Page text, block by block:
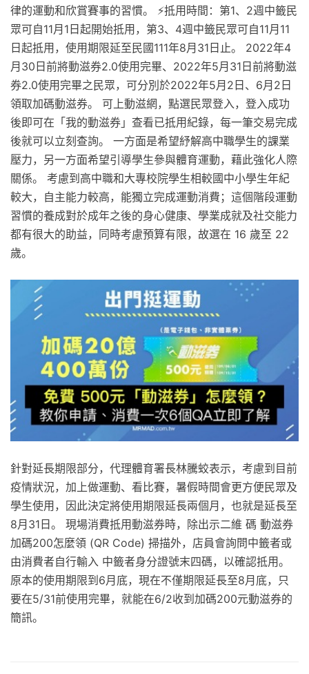
律的運動和欣賞賽事的習慣。 ⚡️抵用時間：第1、2週中籤民
眾可自11月1日起開始抵用，第3、4週中籤民眾可自11月11
日起抵用，使用期限延至民國111年8月31日止。 2022年4
月30日前將動滋券2.0使用完畢、2022年5月31日前將動滋
券2.0使用完畢之民眾，可分別於2022年5月2日、6月2日
領取加碼動滋券。 可上動滋網，點選民眾登入，登入成功
後即可在「我的動滋券」查看已抵用紀錄，每一筆交易完成
後就可以立刻查詢。 一方面是希望紓解高中職學生的課業
壓力，另一方面希望引導學生參與體育運動，藉此強化人際
關係。 考慮到高中職和大專校院學生相較國中小學生年紀
較大，自主能力較高，能獨立完成運動消費；這個階段運動
習慣的養成對於成年之後的身心健康、學業成就及社交能力
都有很大的助益，同時考慮預算有限，故選在 16 歲至 22
歲。
針對延長期限部分，代理體育署長林騰蛟表示，考慮到目前
疫情狀況，加上做運動、看比賽，暑假時間會更方便民眾及
學生使用，因此決定將使用期限延長兩個月，也就是延長至
8月31日。 現場消費抵用動滋券時，除出示二維 碼 動滋券
加碼200怎麼領 (QR Code) 掃描外，店員會詢問中籤者或
由消費者自行輸入 中籤者身分證號末四碼，以確認抵用。
原本的使用期限到6月底，現在不僅期限延長至8月底，只
要在5/31前使用完畢，就能在6/2收到加碼200元動滋券的
簡訊。